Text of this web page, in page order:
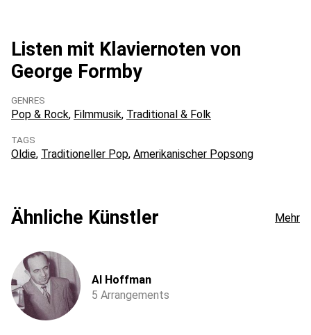
Listen mit Klaviernoten von
George Formby
GENRES
Pop & Rock Filmmusik Traditional & Folk
TAGS
Oldie Traditioneller Pop Amerikanischer Popsong
Ähnliche Künstler Mehr
Al Hoffman
5 Arrangements